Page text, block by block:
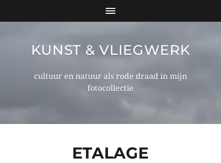
KUNST & VLIEGWERK
cultuur en natuur als rode draad in mijn
fotocollectie
ETALAGE